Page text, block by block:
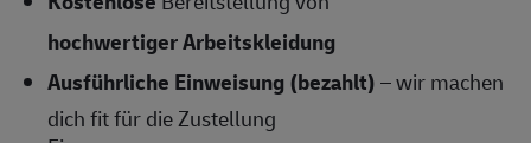
hochwertiger Arbeitskleidung
Ausführliche Einweisung (bezahlt)– wir machen
dich fit für die Zustellung